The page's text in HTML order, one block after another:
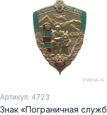
Артикул: 4723
Знак «Пограничная